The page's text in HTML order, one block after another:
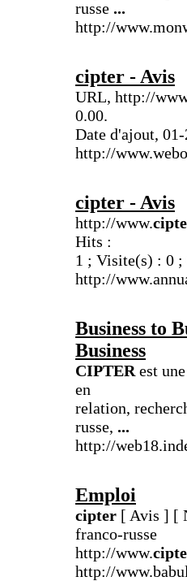
russe ...
http://
cipter - Avis
URL, http://
0.00.
Date d'ajout,
http://
cipter - Avis
http://www.
Hits :
1 ; Visite(s) : 0 ;
http://
Business to
Business
CIPTER est
en
relation,
russe, ...
http://
Emploi
cipter [ Avis ] [
franco-russe
http://www.
http://